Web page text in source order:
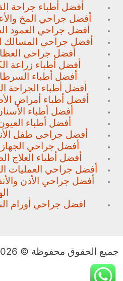
أفضل أطباء جراحة
أفضل جراحي المخ
أفضل جراحي العمود
أفضل جراحي المسالك
أفضل جراحي
أفضل أطباء زراعة
أفضل أطباء
أفضل أطباء الجراحة
أفضل أطباء أمراض
أفضل أطباء
أفضل أطباء
أفضل جراحي طفل
أفضل جراحي
أفضل أطباء العلاج
أفضل جراحي العمليات
أفضل جراحي الأذن
افضل جراحي أورام
جميع الحقوق محفوظة © 2026 المرشد للتنسيق الطبي